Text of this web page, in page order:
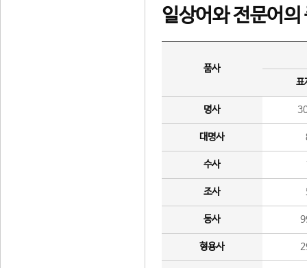
일상어와 전문어의
품사
표
명사
대명사
수사
조사
동사
형용사